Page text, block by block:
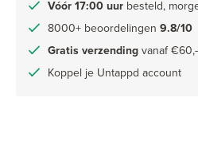
Vóór 17:00 uur besteld,
8000+ beoordelingen 9.8/10
Gratis verzending vanaf
Koppel je Untappd account